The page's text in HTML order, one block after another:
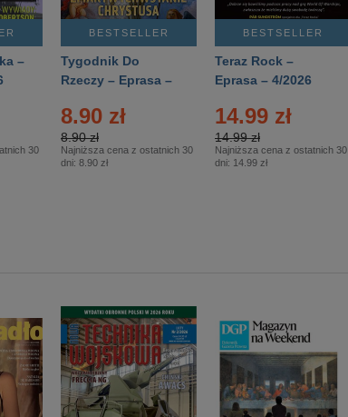
–
30
BESTSELLER
Tygodnik Do
Rzeczy – Eprasa –
8.90 zł
8.90 zł
Najniższa cena z ostatnich 30
dni: 8.90 zł
BESTSELLER
Teraz Rock –
Eprasa – 4/2026
14.99 zł
14.99 zł
Najniższa cena z ostatnich 30
dni: 14.99 zł